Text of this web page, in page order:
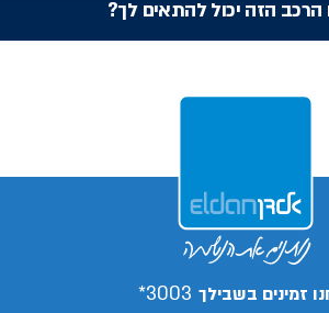
הרכב הזה יכול להתאים לך?
זמינים בשבילך 3003*